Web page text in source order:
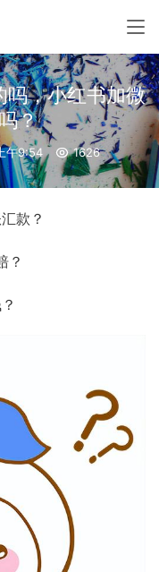
吗，小红书加微
？
午9:54 1626
款？
？